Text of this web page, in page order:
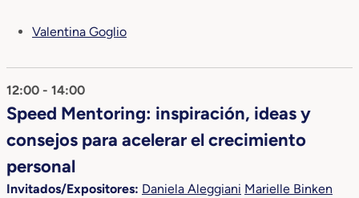
Valentina Goglio
12:00 - 14:00
Speed Mentoring: inspiración, ideas y
consejos para acelerar el crecimiento
personal
Invitados/Expositores: Daniela Aleggiani Marielle Binken